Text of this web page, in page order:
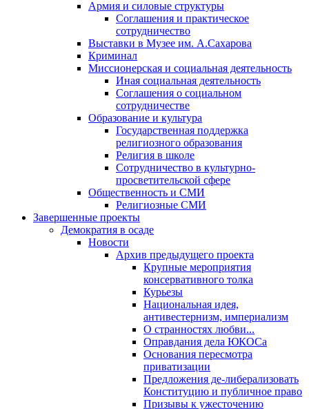
Армия и силовые структуры
Соглашения и практическое
сотрудничество
Выставки в Музее им. А.Сахарова
Криминал
Миссионерская и социальная деятельность
Иная социальная деятельность
Соглашения о социальном
сотрудничестве
Образование и культура
Государственная поддержка
религиозного образования
Религия в школе
Сотрудничество в культурно-
просветительской сфере
Общественность и СМИ
Религиозные СМИ
Завершенные проекты
Демократия в осаде
Новости
Архив предыдущего проекта
Крупные мероприятия
консервативного толка
Курьезы
Национальная идея,
антивестернизм, империализм
О странностях любви...
Оправдания дела ЮКОСа
Основания пересмотра
приватизации
Предложения де-либерализовать
Конституцию и публичное право
Призывы к ужесточению